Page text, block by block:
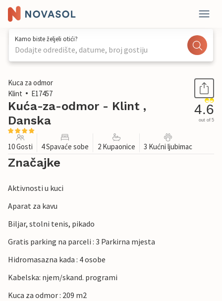
Kamo biste željeli otići?
Dodajte odredište, datume, broj gostiju
1 / 39
Kuca za odmor
Klint
E17457
Kuća-za-odmor - Klint ,
Danska
4.6
out of 5
10 Gosti 4 Spavaće sobe 2 Kupaonice 3 Kućni ljubimac
Značajke
Aktivnosti u kuci
Aparat za kavu
Biljar, stolni tenis, pikado
Gratis parking na parceli : 3 Parkirna mjesta
Hidromasazna kada : 4 osobe
Kabelska: njem/skand. programi
Kuca za odmor : 209 m2